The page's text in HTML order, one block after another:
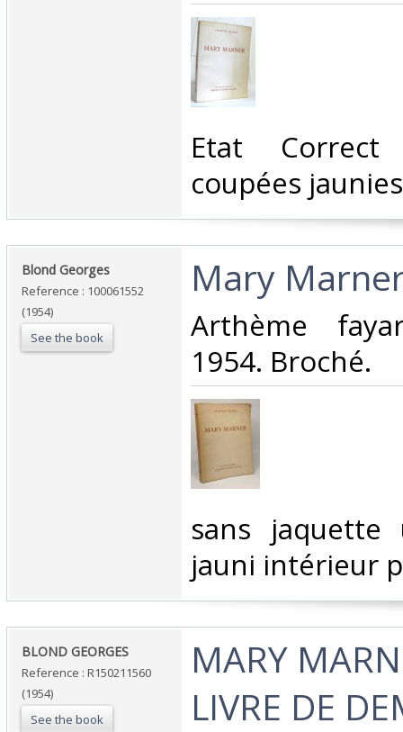
‎Etat
coupées jaunies‎
‎Blond Georges‎
Reference : 100061552
(1954)
See the book
‎Mary
‎Arthème
1954. Broché.‎
‎sans jaquette
jauni intérieur
‎BLOND GEORGES‎
Reference : R150211560
(1954)
See the book
‎MARY
LIVRE DE